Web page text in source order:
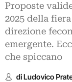
Proposte
2025 della
direzione
emergente.
che spiccano
di Ludovico